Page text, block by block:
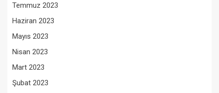
Temmuz 2023
Haziran 2023
Mayıs 2023
Nisan 2023
Mart 2023
Şubat 2023